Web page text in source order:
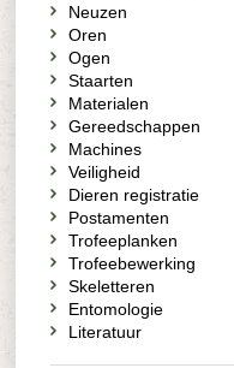
Neuzen
Oren
Ogen
Staarten
Materialen
Gereedschappen
Machines
Veiligheid
Dieren registratie
Postamenten
Trofeeplanken
Trofeebewerking
Skeletteren
Entomologie
Literatuur